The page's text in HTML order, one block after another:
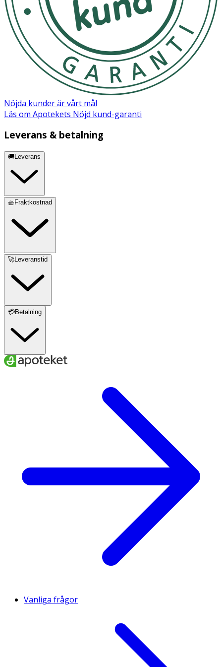
Nöjda kunder är vårt mål
Läs om Apotekets Nöjd kund-garanti
Leverans & betalning
🚚Leverans
🧺Fraktkostnad
🚀Leveranstid
💳Betalning
Vanliga frågor